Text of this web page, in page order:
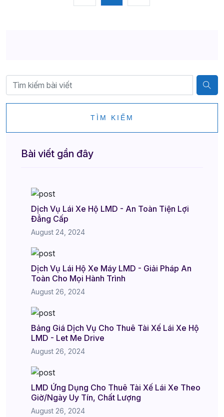
TÌM KIẾM
Bài viết gần đây
Dịch Vụ Lái Xe Hộ LMD - An Toàn Tiện Lợi
Đẳng Cấp
August 24, 2024
Dịch Vụ Lái Hộ Xe Máy LMD - Giải Pháp An
Toàn Cho Mọi Hành Trình
August 26, 2024
Bảng Giá Dịch Vụ Cho Thuê Tài Xế Lái Xe Hộ
LMD - Let Me Drive
August 26, 2024
LMD Ứng Dụng Cho Thuê Tài Xế Lái Xe Theo
Giờ/Ngày Uy Tín, Chất Lượng
August 26, 2024